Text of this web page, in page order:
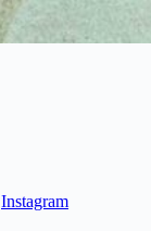
Instagram